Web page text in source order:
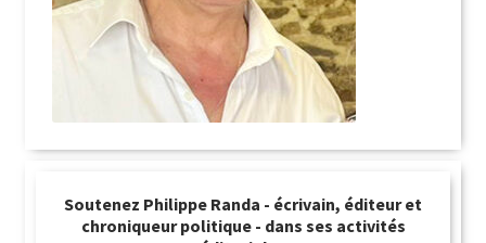
Soutenez Philippe Randa - écrivain, éditeur et
chroniqueur politique - dans ses activités